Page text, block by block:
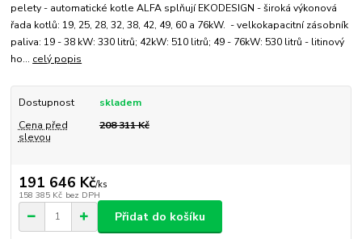
pelety - automatické kotle ALFA splňují EKODESIGN - široká výkonová
řada kotlů: 19, 25, 28, 32, 38, 42, 49, 60 a 76kW. - velkokapacitní zásobník
paliva: 19 - 38 kW: 330 litrů; 42kW: 510 litrů; 49 - 76kW: 530 litrů - litinový
ho... celý popis
Dostupnost
skladem
Cena před
slevou
208 311 Kč
191 646 Kč/ks
158 385 Kč bez DPH
Přidat do košíku